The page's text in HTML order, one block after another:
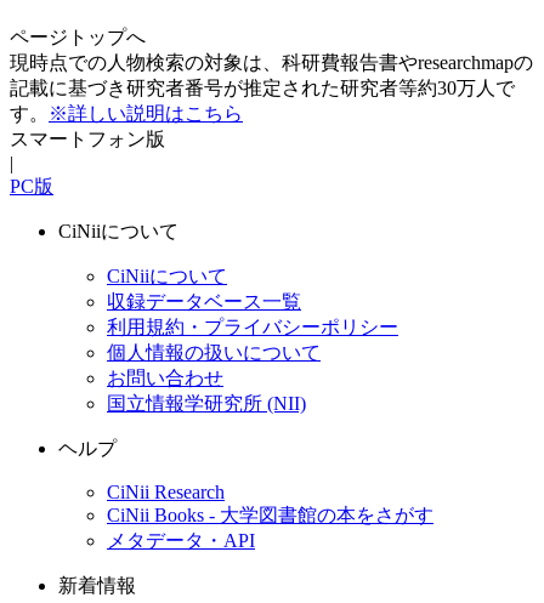
ページトップへ
現時点での人物検索の対象は、科研費報告書やresearchmapの
記載に基づき研究者番号が推定された研究者等約30万人で
す。
※詳しい説明はこちら
スマートフォン版
|
PC版
CiNiiについて
CiNiiについて
収録データベース一覧
利用規約・プライバシーポリシー
個人情報の扱いについて
お問い合わせ
国立情報学研究所 (NII)
ヘルプ
CiNii Research
CiNii Books - 大学図書館の本をさがす
メタデータ・API
新着情報